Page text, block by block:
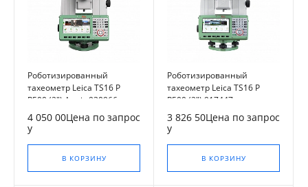
Роботизированный
тахеометр Leica TS16 P
R500 (2") Arctic 930966
4 050 00Цена по запрос
у
В КОРЗИНУ
Роботизированный
тахеометр Leica TS16 P
R500 (2") 917447
3 826 50Цена по запрос
у
В КОРЗИНУ